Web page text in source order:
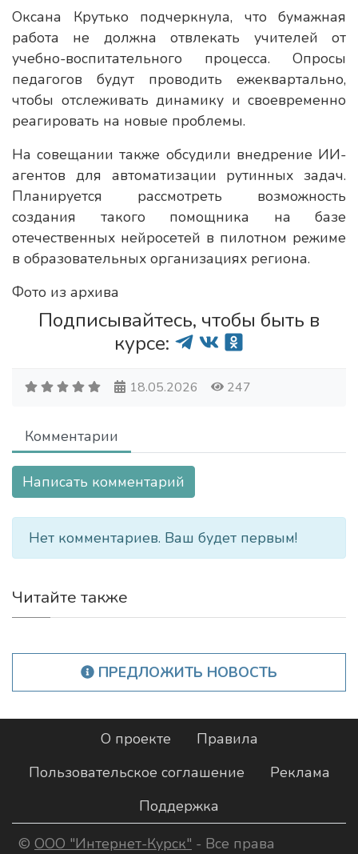
Оксана Крутько подчеркнула, что бумажная
работа не должна отвлекать учителей от
учебно-воспитательного процесса. Опросы
педагогов будут проводить ежеквартально,
чтобы отслеживать динамику и своевременно
реагировать на новые проблемы.
На совещании также обсудили внедрение ИИ-
агентов для автоматизации рутинных задач.
Планируется рассмотреть возможность
создания такого помощника на базе
отечественных нейросетей в пилотном режиме
в образовательных организациях региона.
Фото из архива
Подписывайтесь, чтобы быть в
курсе:
18.05.2026 247
Комментарии
Написать комментарий
Нет комментариев. Ваш будет первым!
Читайте также
ПРЕДЛОЖИТЬ НОВОСТЬ
О проекте
Правила
Пользовательское соглашение
Реклама
Поддержка
© ООО "Интернет-Курск" - Все права